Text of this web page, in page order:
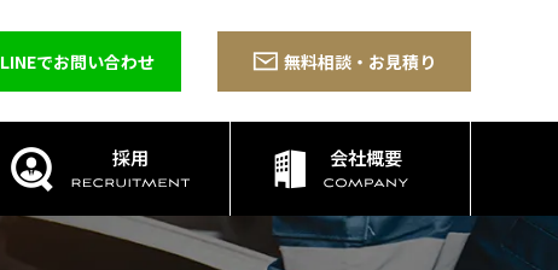
LINEでお問い合わせ 無料相談・お見積り
採用 会社概要